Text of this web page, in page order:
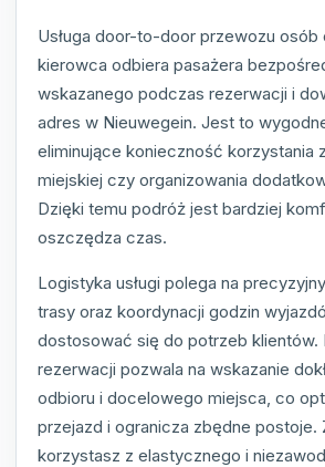
Usługa door-to-door przewozu osób
kierowca odbiera pasażera
wskazanego podczas rezerwacji i
adres w Nieuwegein. Jest to
eliminujące konieczność korzystania
miejskiej czy organizowania
Dzięki temu podróż jest bardziej
oszczędza czas.
Logistyka usługi polega na
trasy oraz koordynacji godzin
dostosować się do potrzeb klientów.
rezerwacji pozwala na wskazanie
odbioru i docelowego miejsca, co
przejazd i ogranicza zbędne postoje.
korzystasz z elastycznego i